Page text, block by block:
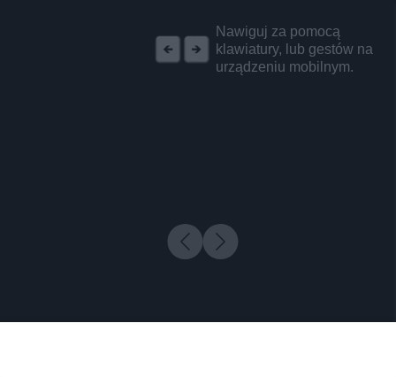
Nawiguj za pomocą
klawiatury, lub gestów na
urządzeniu mobilnym.